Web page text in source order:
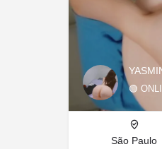
🟢
São Paulo